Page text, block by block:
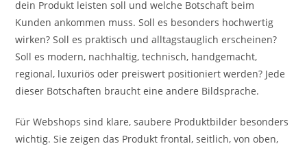
dein Produkt leisten soll und welche Botschaft beim
Kunden ankommen muss. Soll es besonders hochwertig
wirken? Soll es praktisch und alltagstauglich erscheinen?
Soll es modern, nachhaltig, technisch, handgemacht,
regional, luxuriös oder preiswert positioniert werden? Jede
dieser Botschaften braucht eine andere Bildsprache.
Für Webshops sind klare, saubere Produktbilder besonders
wichtig. Sie zeigen das Produkt frontal, seitlich, von oben,